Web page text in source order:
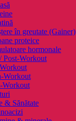
în greutate (Gainer)
proteice
hormonale
Post-Workout
Workout
Workout
& Sănătate